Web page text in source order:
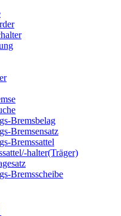
Bremsbelag
Bremsensatz
Bremssattel
halter(Träger)
Bremsscheibe